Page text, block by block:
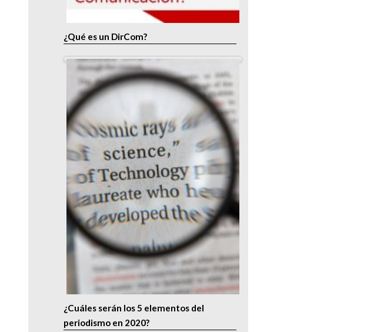
¿Qué es un DirCom?
¿Cuáles serán los 5 elementos del
periodismo en 2020?